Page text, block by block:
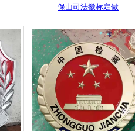
保山司法徽标定做